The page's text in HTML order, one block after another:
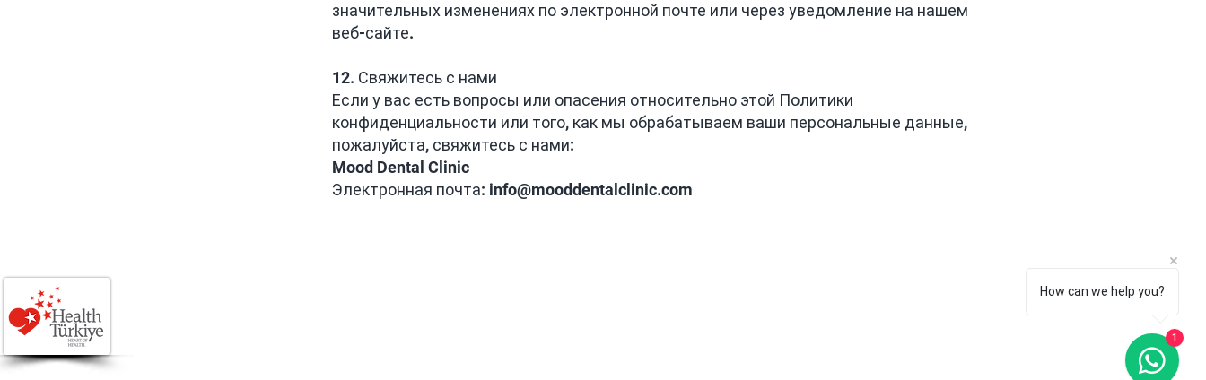
How can we help you?
1
значительных изменениях по электронной почте или через уведомление на нашем
веб-сайте.
12. Свяжитесь с нами
Если у вас есть вопросы или опасения относительно этой Политики
конфиденциальности или того, как мы обрабатываем ваши персональные данные,
пожалуйста, свяжитесь с нами:
Mood Dental Clinic
Электронная почта: info@mooddentalclinic.com